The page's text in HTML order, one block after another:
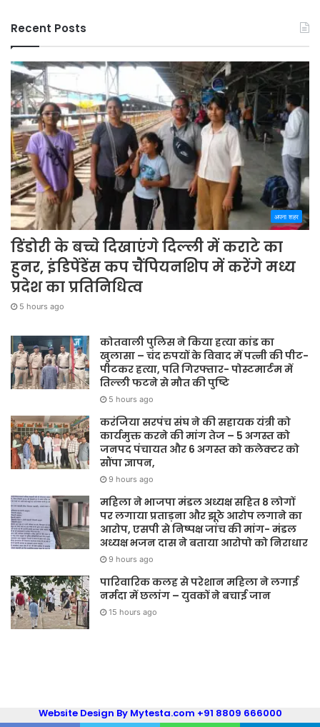
Recent Posts
अपना शहर
डिंडोरी के बच्चे दिखाएंगे दिल्ली में कराटे का
हुनर, इंडिपेंडेंस कप चैंपियनशिप में करेंगे मध्य
प्रदेश का प्रतिनिधित्व
5 hours ago
कोतवाली पुलिस ने किया हत्या कांड का
खुलासा – चंद रुपयों के विवाद में पत्नी की पीट-
पीटकर हत्या, पति गिरफ्तार- पोस्टमार्टम में
तिल्ली फटने से मौत की पुष्टि
5 hours ago
करंजिया सरपंच संघ ने की सहायक यंत्री को
कार्यमुक्त करने की मांग तेज – 5 अगस्त को
जनपद पंचायत और 6 अगस्त को कलेक्टर को
सौंपा ज्ञापन,
9 hours ago
महिला ने भाजपा मंडल अध्यक्ष सहित 8 लोगों
पर लगाया प्रताड़ना और झूठे आरोप लगाने का
आरोप, एसपी से निष्पक्ष जांच की मांग- मंडल
अध्यक्ष भजन दास ने बताया आरोपो को निराधार
9 hours ago
पारिवारिक कलह से परेशान महिला ने लगाई
नर्मदा में छलांग – युवकों ने बचाई जान
15 hours ago
Website Design By Mytesta.com +91 8809 666000